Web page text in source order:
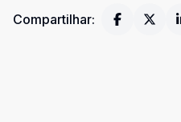
Compartilhar: